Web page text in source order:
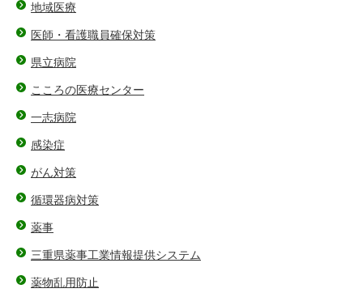
地域医療
医師・看護職員確保対策
県立病院
こころの医療センター
一志病院
感染症
がん対策
循環器病対策
薬事
三重県薬事工業情報提供システム
薬物乱用防止